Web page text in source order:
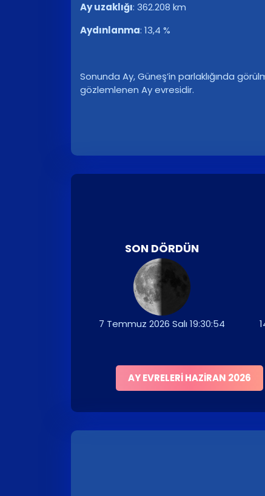
Ay uzaklığı: 362.208 km
Aydınlanma: 13,4 %
Sonunda Ay, Güneş’in parlaklığında
gözlemlenen Ay evresidir.
SON DÖRDÜN
7 Temmuz 2026 Salı 19:30:54
AY EVRELERI HAZIRAN 2026